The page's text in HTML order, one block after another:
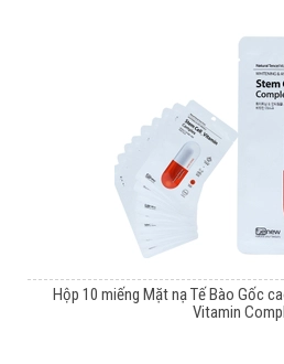
Hộp 10 miếng Mặt nạ Tế Bào Gốc
Vitamin